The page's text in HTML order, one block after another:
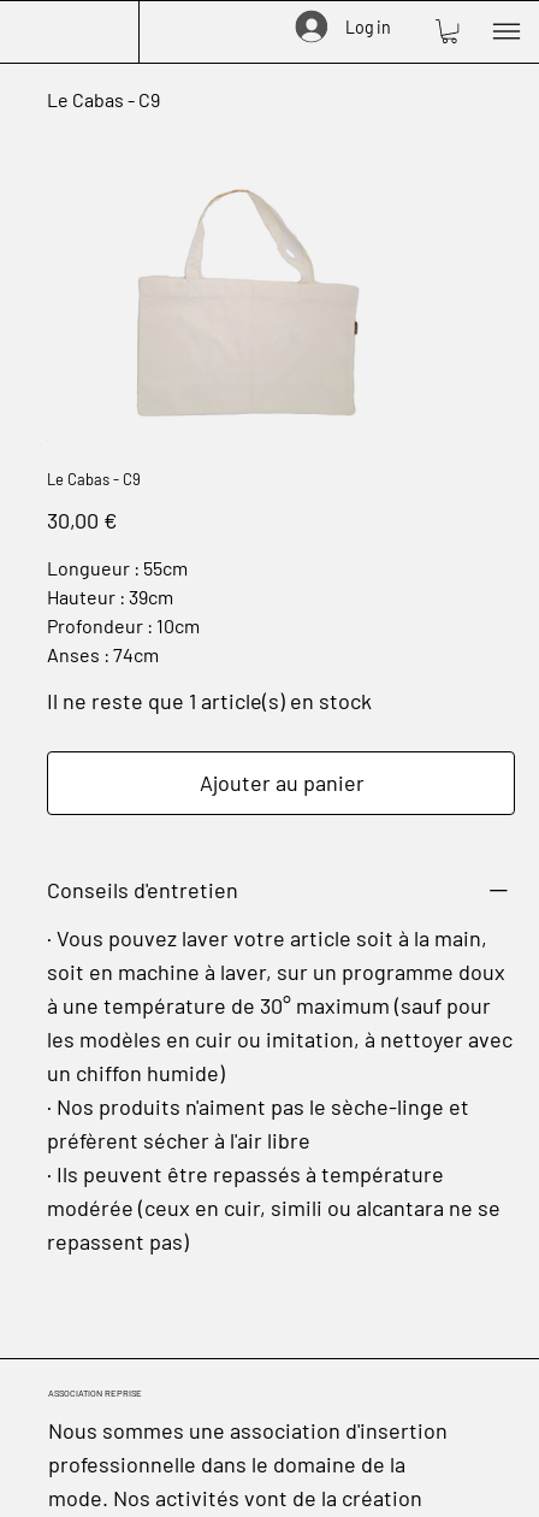
Log in
Le Cabas - C9
Le Cabas - C9
30,00 €
Longueur : 55cm
Hauteur : 39cm
Profondeur : 10cm
Anses : 74cm
Il ne reste que 1 article(s) en stock
Ajouter au panier
Conseils d'entretien
· Vous pouvez laver votre article soit à la main,
soit en machine à laver, sur un programme doux
à une température de 30° maximum (sauf pour
les modèles en cuir ou imitation, à nettoyer avec
un chiffon humide)
· Nos produits n'aiment pas le sèche-linge et
préfèrent sécher à l'air libre
· Ils peuvent être repassés à température
modérée (ceux en cuir, simili ou alcantara ne se
repassent pas)
ASSOCIATION REPRISE
Nous sommes une association d'insertion
professionnelle dans le domaine de la
mode. Nos activités vont de la création